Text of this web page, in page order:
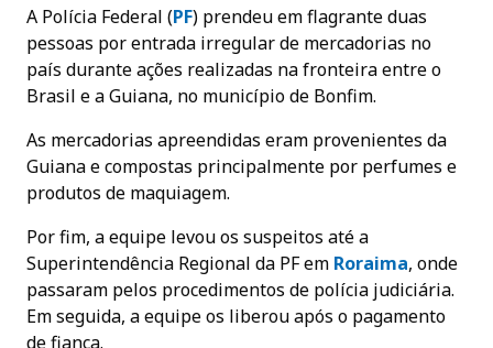
A Polícia Federal (PF) prendeu em flagrante duas
pessoas por entrada irregular de mercadorias no
país durante ações realizadas na fronteira entre o
Brasil e a Guiana, no município de Bonfim.
As mercadorias apreendidas eram provenientes da
Guiana e compostas principalmente por perfumes e
produtos de maquiagem.
Por fim, a equipe levou os suspeitos até a
Superintendência Regional da PF em Roraima, onde
passaram pelos procedimentos de polícia judiciária.
Em seguida, a equipe os liberou após o pagamento
de fiança.